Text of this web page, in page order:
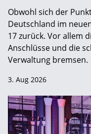
Obwohl sich der
Deutschland im
17 zurück. Vor allem
Anschlüsse und die
Verwaltung bremsen.
3. Aug 2026